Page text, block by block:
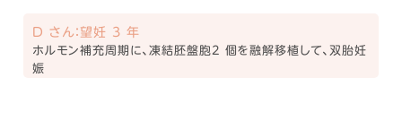
D さん：望妊 3 年
ホルモン補充周期に、凍結胚盤胞2 個を融解移植して、双胎妊
娠